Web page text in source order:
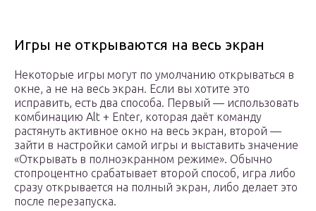
Игры не открываются на весь экран
Некоторые игры могут по умолчанию открываться в
окне, а не на весь экран. Если вы хотите это
исправить, есть два способа. Первый — использовать
комбинацию Alt + Enter, которая даёт команду
растянуть активное окно на весь экран, второй —
зайти в настройки самой игры и выставить значение
«Открывать в полноэкранном режиме». Обычно
стопроцентно срабатывает второй способ, игра либо
сразу открывается на полный экран, либо делает это
после перезапуска.